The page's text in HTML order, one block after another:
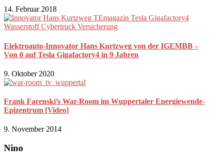
14. Februar 2018
Elektroauto-Innovator Hans Kurtzweg von der IGEMBB –
Von 0 auf Tesla Gigafactory4 in 9 Jahren
9. Oktober 2020
Frank Farenski’s War-Room im Wuppertaler Energiewende-
Epizentrum [Video]
9. November 2014
Nino